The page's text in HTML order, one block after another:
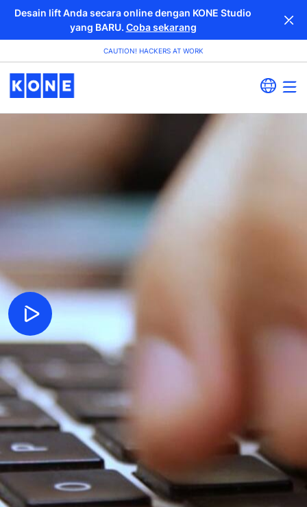
Desain lift Anda secara online dengan KONE Studio
yang BARU. Coba sekarang
CAUTION! HACKERS AT WORK